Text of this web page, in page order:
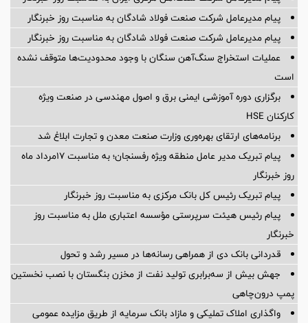
پیام مدیرعامل شرکت صنعت فولاد شادگان به مناسبت روز خبرنگار
پیام مدیرعامل شرکت صنعت فولاد شادگان به مناسبت روز خبرنگار
عملیات استخراج سنگ‌آهن سنگان با وجود محدودیت‌ها متوقف نشده
است
برگزاری دوره آموزشی ایمنی برق و اصول مهندسی در صنعت ویژه
کارکنان HSE
برنامه‌های ارتقای بهره‌وری وزارت صنعت معدن و تجارت ابلاغ شد
پیام تبریک مدیر عامل منطقه ویژه رفسنجان؛ به مناسبت ۱۷مرداد ماه
روز خبرنگار
پیام تبریک رئیس کل بانک مرکزی به مناسبت روز خبرنگار
پیام رئیس هیئت سرپرستی مؤسسه اعتباری ملل به مناسبت روز
خبرنگار
قدردانی بانک دی از همراهی رسانه‌ها در مسیر رشد و تحول
جهش بیش از سه‌برابری تولید نفت از مخزن بنگستان با نصب نخستین
پمپ درون‌چاهی
واگذاری املاک تملیکی و مازاد بانک سرمایه از طریق مزایده عمومی